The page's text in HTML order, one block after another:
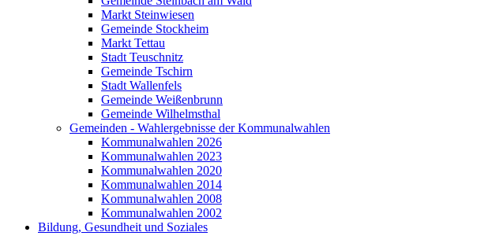
Markt Steinwiesen
Gemeinde Stockheim
Markt Tettau
Stadt Teuschnitz
Gemeinde Tschirn
Stadt Wallenfels
Gemeinde Weißenbrunn
Gemeinde Wilhelmsthal
Gemeinden - Wahlergebnisse der Kommunalwahlen
Kommunalwahlen 2026
Kommunalwahlen 2023
Kommunalwahlen 2020
Kommunalwahlen 2014
Kommunalwahlen 2008
Kommunalwahlen 2002
Bildung, Gesundheit und Soziales